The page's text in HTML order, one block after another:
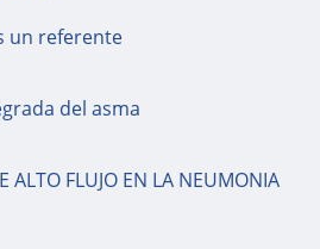
un referente
del asma
ALTO FLUJO EN LA NEUMONIA